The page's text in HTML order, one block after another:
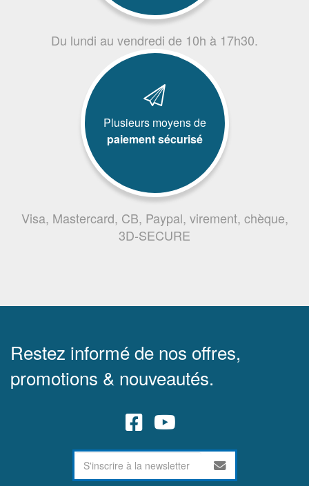
Du lundi au vendredi de 10h à 17h30.
Plusieurs moyens de
paiement sécurisé
Visa, Mastercard, CB, Paypal, virement, chèque,
3D-SECURE
Restez informé de nos offres,
promotions & nouveautés.